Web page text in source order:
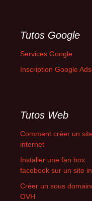
Tutos Google
Services Google
Inscription Google
Tutos Web
Comment créer un site
internet
Installer une fan box
facebook sur un site
Créer un sous
OVH